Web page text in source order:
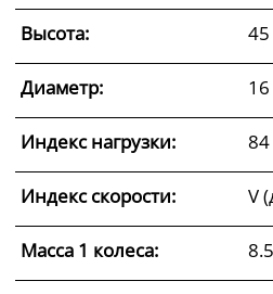
Высота: 45
Диаметр: 16
Индекс нагрузки: 84
Индекс скорости: V
Масса 1 колеса: